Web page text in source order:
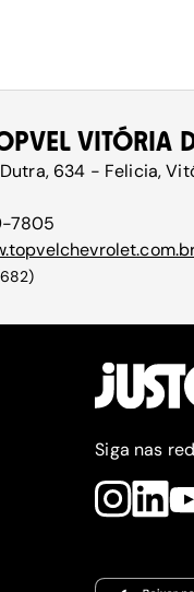
VITÓRIA
Dutra, 634 - Felicia,
7805
682)
Siga nas